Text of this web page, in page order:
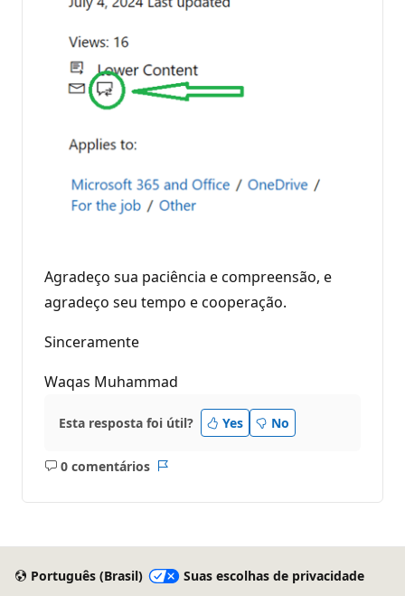
Agradeço sua paciência e compreensão, e
agradeço seu tempo e cooperação.
Sinceramente
Waqas Muhammad
Esta resposta foi útil? Yes No
0 comentários
Sem
Português (Brasil)
Suas escolhas de privacidade